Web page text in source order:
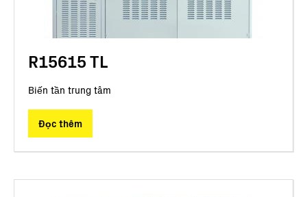
R15615 TL
Biến tần trung tâm
Đọc thêm